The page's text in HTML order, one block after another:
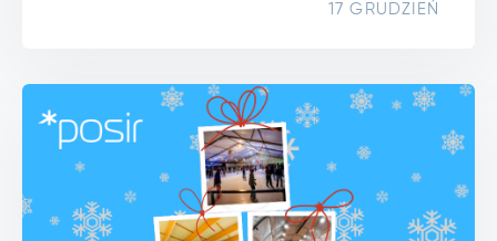
17 GRUDZIEŃ